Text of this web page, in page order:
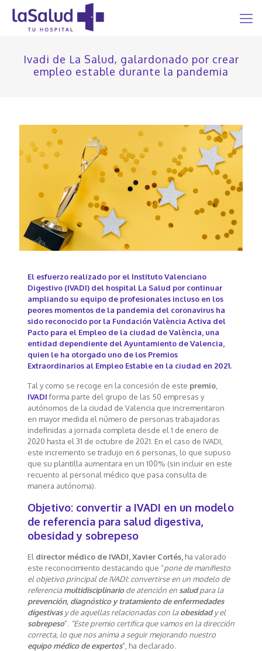
Ivadi de La Salud, galardonado por crear
empleo estable durante la pandemia
El esfuerzo realizado por el Instituto Valenciano
Digestivo (IVADI) del hospital La Salud por continuar
ampliando su equipo de profesionales incluso en los
peores momentos de la pandemia del coronavirus ha
sido reconocido por la Fundación València Activa del
Pacto para el Empleo de la ciudad de València, una
entidad dependiente del Ayuntamiento de Valencia,
quien le ha otorgado uno de los Premios
Extraordinarios al Empleo Estable en la ciudad en 2021.
Tal y como se recoge en la concesión de este premio,
IVADIforma parte del grupo de las 50 empresas y
autónomos de la ciudad de Valencia que incrementaron
en mayor medida el número de personas trabajadoras
indefinidas a jornada completa desde el 1 de enero de
2020 hasta el 31 de octubre de 2021. En el caso de IVADI,
este incremento se tradujo en 6 personas, lo que supuso
que su plantilla aumentara en un 100% (sin incluir en este
recuento al personal médico que pasa consulta de
manera autónoma).
Objetivo: convertir a IVADI en un modelo
de referencia para salud digestiva,
obesidad y sobrepeso
El director médico de IVADI, Xavier Cortés, ha valorado
este reconocimiento destacando que “pone de manifiesto
el objetivo principal de IVADI: convertirse en un modelo de
referenciamultidisciplinariode atención en saludpara la
prevención, diagnóstico y tratamiento de enfermedades
digestivasy de aquellas relacionadas con laobesidady el
sobrepeso”. “Este premio certifica que vamos en la dirección
correcta, lo que nos anima a seguir mejorando nuestro
equipo médico de expertos”, ha declarado.